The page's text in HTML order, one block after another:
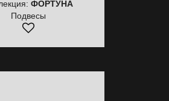
ФОРТУНА
Подвесы